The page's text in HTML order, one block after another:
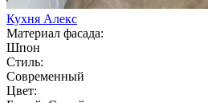
Кухня Алекс
Материал фасада:
Шпон
Стиль:
Современный
Цвет: